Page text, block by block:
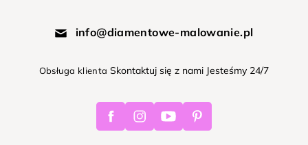
info@diamentowe-malowanie.pl
Obsługa klienta Skontaktuj się z nami Jesteśmy 24/7
FacebookInstagramYoutube Pinterest